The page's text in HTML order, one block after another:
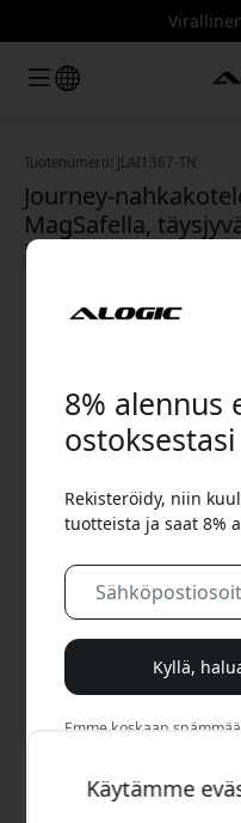
Tuotenumero: JLAI1367-TN
Journey-
MagSafella,
lataus - Tan
Käytämme
8% alennus
ostoksestasi
Rekisteröidy, niin
tuotteista ja saat 8%
Kyllä,
Emme koskaan
sarjat ja erikoistarjoukset.
🎉
Käytä tätä